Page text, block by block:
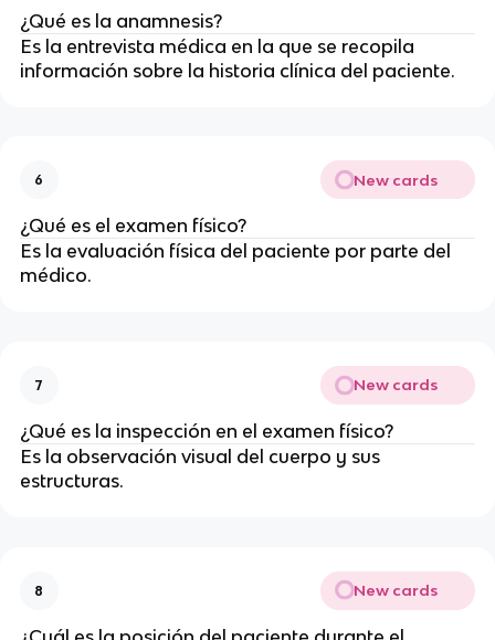
¿Qué es la anamnesis?
Es la entrevista médica en la que se recopila
información sobre la historia clínica del paciente.
6 New cards
¿Qué es el examen físico?
Es la evaluación física del paciente por parte del
médico.
7 New cards
¿Qué es la inspección en el examen físico?
Es la observación visual del cuerpo y sus
estructuras.
8 New cards